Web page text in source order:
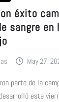
éxito
sangre en
May 27,
parte de la
este